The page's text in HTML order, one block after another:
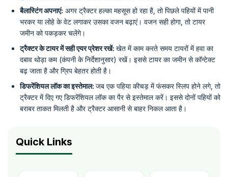
बैलास्टिंग अपनाएं: अगर ट्रैक्टर हल्का महसूस हो रहा है, तो पिछले पहियों में पानी
भरकर या लोहे के वेट लगाकर उसका वजन बढ़ाएं। वजन सही होगा, तो टायर
जमीन को पकड़कर चलेंगे।
ट्रैक्टर के टायर में सही एयर प्रेशर रखें: खेत में काम करते समय टायरों में हवा का
दबाव थोड़ा कम (कंपनी के निर्देशानुसार) रखें। इससे टायर का जमीन से कॉन्टेक्ट
बढ़ जाता है और ग्रिप बेहतर होती है।
डिफरेंशियल लॉक का इस्तेमाल: जब एक पहिया कीचड़ में फंसकर स्लिप होने लगे, तो
ट्रैक्टर में दिए गए डिफरेंशियल लॉक का पैर से इस्तेमाल करें। इससे दोनों पहियों को
बराबर ताकत मिलती है और ट्रैक्टर आसानी से बाहर निकल आता है।
Quick Links